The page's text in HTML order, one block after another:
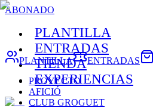
ABONADO
PLANTILLA
ENTRADAS
TIENDA
EXPERIENCIAS
PLANTILLA ENTRADAS
PROYECTO
AFICIÓ
CLUB GROGUET